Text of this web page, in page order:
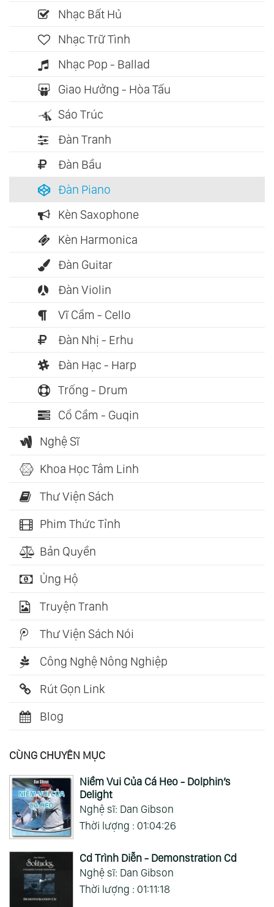
Nhạc Bất Hủ
Nhạc Trữ Tình
Nhạc Pop - Ballad
Giao Hưởng - Hòa Tấu
Sáo Trúc
Đàn Tranh
Đàn Bầu
Đàn Piano
Kèn Saxophone
Kèn Harmonica
Đàn Guitar
Đàn Violin
Vĩ Cầm - Cello
Đàn Nhị - Erhu
Đàn Hạc - Harp
Trống - Drum
Cổ Cầm - Guqin
Nghệ Sĩ
Khoa Học Tâm Linh
Thư Viện Sách
Phim Thức Tỉnh
Bản Quyền
Ủng Hộ
Truyện Tranh
Thư Viện Sách Nói
Công Nghệ Nông Nghiệp
Rút Gọn Link
Blog
CÙNG CHUYÊN MỤC
Niềm Vui Của Cá Heo - Dolphin’s
Delight
Nghệ sĩ: Dan Gibson
Thời lượng : 01:04:26
Cd Trình Diễn - Demonstration Cd
Nghệ sĩ: Dan Gibson
Thời lượng : 01:11:18